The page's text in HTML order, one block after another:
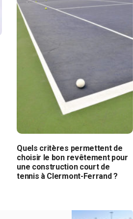
Quels critères permettent de
choisir le bon revêtement pour
une construction court de
tennis à Clermont-Ferrand ?